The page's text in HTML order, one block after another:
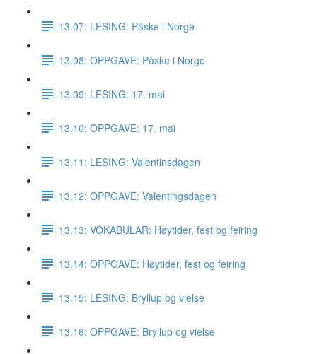
13.07: LESING: Påske i Norge
13.08: OPPGAVE: Påske i Norge
13.09: LESING: 17. mai
13.10: OPPGAVE: 17. mai
13.11: LESING: Valentinsdagen
13.12: OPPGAVE: Valentingsdagen
13.13: VOKABULAR: Høytider, fest og feiring
13.14: OPPGAVE: Høytider, fest og feiring
13.15: LESING: Bryllup og vielse
13.16: OPPGAVE: Bryllup og vielse